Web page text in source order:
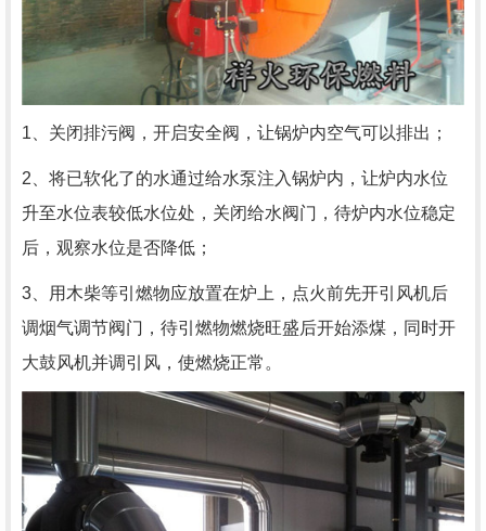
1、关闭排污阀，开启安全阀，让锅炉内空气可以排出；
2、将已软化了的水通过给水泵注入锅炉内，让炉内水位
升至水位表较低水位处，关闭给水阀门，待炉内水位稳定
后，观察水位是否降低；
3、用木柴等引燃物应放置在炉上，点火前先开引风机后
调烟气调节阀门，待引燃物燃烧旺盛后开始添煤，同时开
大鼓风机并调引风，使燃烧正常。